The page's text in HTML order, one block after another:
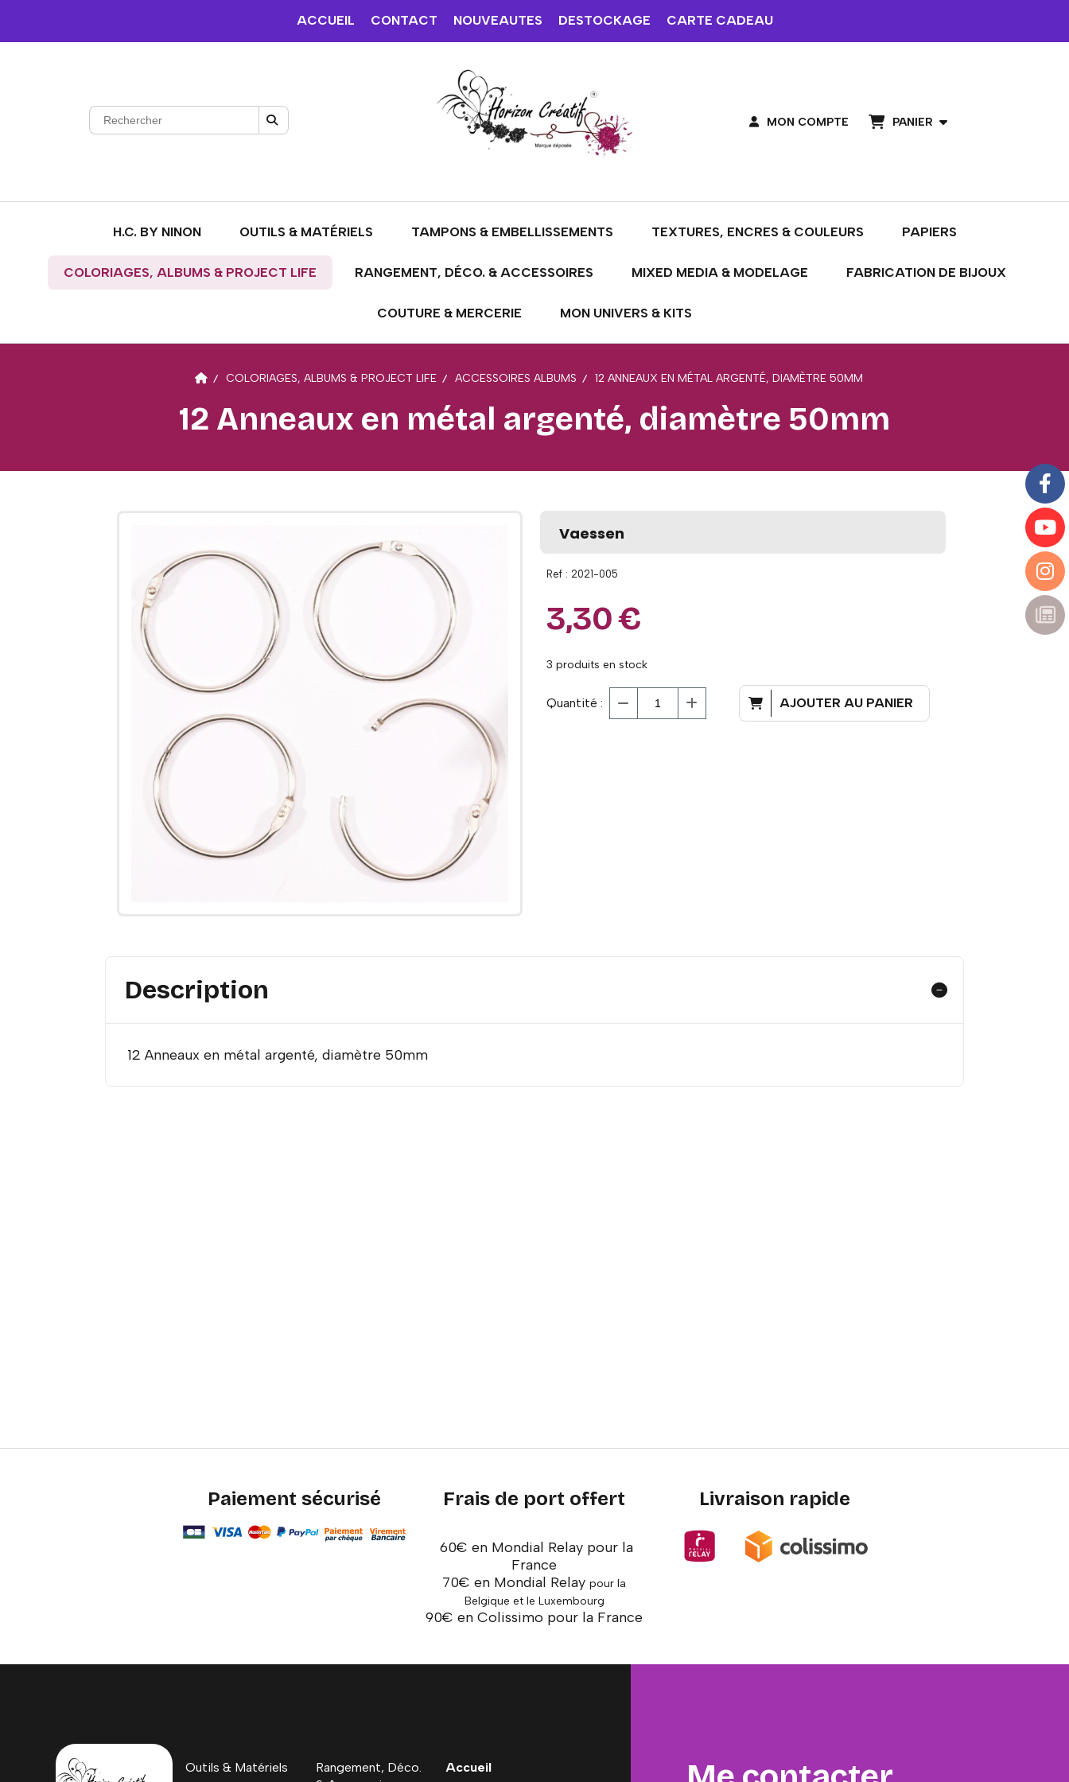
ACCUEIL CONTACT NOUVEAUTES DESTOCKAGE CARTE CADEAU
MON COMPTE PANIER
H.C. BY NINON OUTILS & MATÉRIELS TAMPONS & EMBELLISSEMENTS TEXTURES, ENCRES & COULEURS PAPIERS
COLORIAGES, ALBUMS & PROJECT LIFE RANGEMENT, DÉCO. & ACCESSOIRES MIXED MEDIA & MODELAGE FABRICATION DE BIJOUX
COUTURE & MERCERIE MON UNIVERS & KITS
COLORIAGES, ALBUMS & PROJECT LIFE ACCESSOIRES ALBUMS 12 ANNEAUX EN MÉTAL ARGENTÉ, DIAMÈTRE 50MM
12 Anneaux en métal argenté, diamètre 50mm
Vaessen
Ref : 2021-005
3,30€
3 produits en stock
Quantité : AJOUTER AU PANIER
Description
12 Anneaux en métal argenté, diamètre 50mm
Paiement sécurisé Frais de port offert
60€ en Mondial Relay pour la
France
70€ en Mondial Relaypour la
Belgique et le Luxembourg
90€ en Colissimo pour la France
Livraison rapide
Outils & Matériels
Rangement, Déco.
Accueil